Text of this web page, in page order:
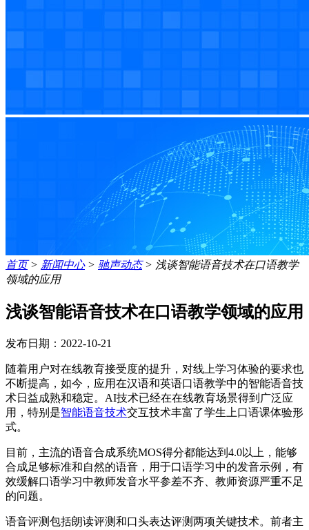
首页> 新闻中心> 驰声动态> 浅谈智能语音技术在口语教学
领域的应用
浅谈智能语音技术在口语教学领域的应用
发布日期：2022-10-21
随着用户对在线教育接受度的提升，对线上学习体验的要求也
不断提高，如今，应用在汉语和英语口语教学中的智能语音技
术日益成熟和稳定。AI技术已经在在线教育场景得到广泛应
用，特别是智能语音技术交互技术丰富了学生上口语课体验形
式。
目前，主流的语音合成系统MOS得分都能达到4.0以上，能够
合成足够标准和自然的语音，用于口语学习中的发音示例，有
效缓解口语学习中教师发音水平参差不齐、教师资源严重不足
的问题。
语音评测包括朗读评测和口头表达评测两项关键技术。前者主